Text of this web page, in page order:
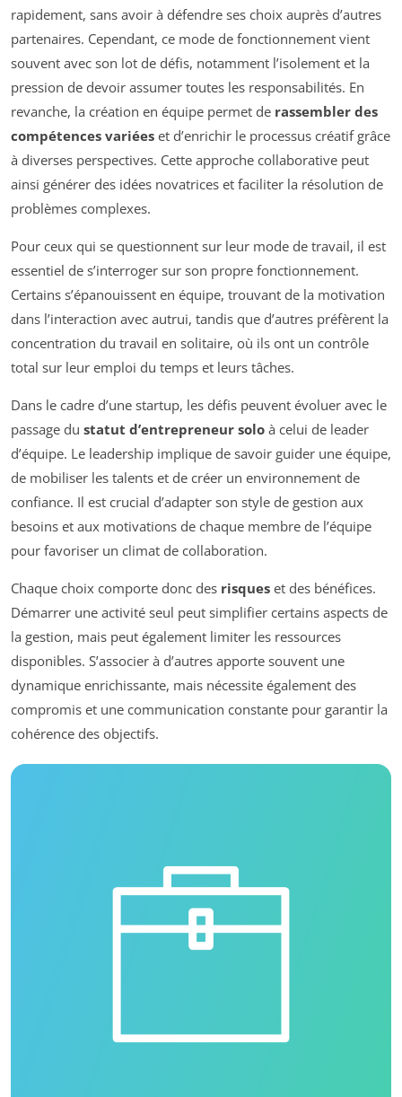
rapidement, sans avoir à défendre ses choix auprès d’autres
partenaires. Cependant, ce mode de fonctionnement vient
souvent avec son lot de défis, notamment l’isolement et la
pression de devoir assumer toutes les responsabilités. En
revanche, la création en équipe permet de rassembler des
compétences variées et d’enrichir le processus créatif grâce
à diverses perspectives. Cette approche collaborative peut
ainsi générer des idées novatrices et faciliter la résolution de
problèmes complexes.
Pour ceux qui se questionnent sur leur mode de travail, il est
essentiel de s’interroger sur son propre fonctionnement.
Certains s’épanouissent en équipe, trouvant de la motivation
dans l’interaction avec autrui, tandis que d’autres préfèrent la
concentration du travail en solitaire, où ils ont un contrôle
total sur leur emploi du temps et leurs tâches.
Dans le cadre d’une startup, les défis peuvent évoluer avec le
passage du statut d’entrepreneur solo à celui de leader
d’équipe. Le leadership implique de savoir guider une équipe,
de mobiliser les talents et de créer un environnement de
confiance. Il est crucial d’adapter son style de gestion aux
besoins et aux motivations de chaque membre de l’équipe
pour favoriser un climat de collaboration.
Chaque choix comporte donc des risques et des bénéfices.
Démarrer une activité seul peut simplifier certains aspects de
la gestion, mais peut également limiter les ressources
disponibles. S’associer à d’autres apporte souvent une
dynamique enrichissante, mais nécessite également des
compromis et une communication constante pour garantir la
cohérence des objectifs.